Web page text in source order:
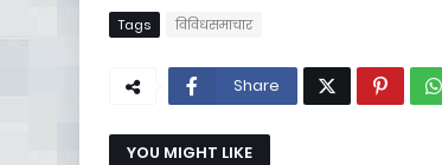
Tags विविधसमाचार
Share
YOU MIGHT LIKE